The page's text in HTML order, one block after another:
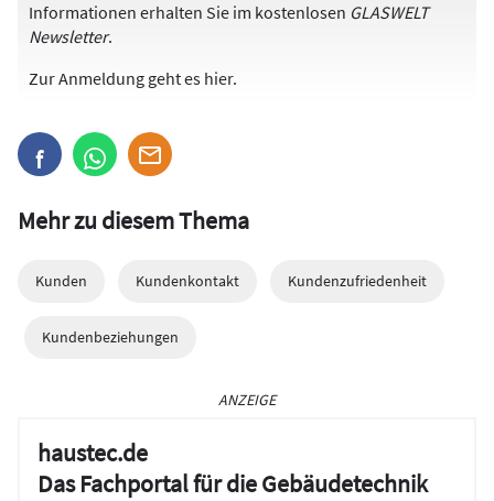
Informationen erhalten Sie im kostenlosen GLASWELT
Newsletter.
Zur Anmeldung geht es hier.
Mehr zu diesem Thema
Kunden Kundenkontakt Kundenzufriedenheit
Kundenbeziehungen
ANZEIGE
haustec.de
Das Fachportal für die Gebäudetechnik